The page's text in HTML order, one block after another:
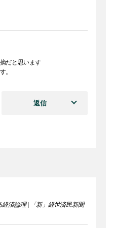
だと思います
。
返信
経済論理 | 「新」経世済民新聞